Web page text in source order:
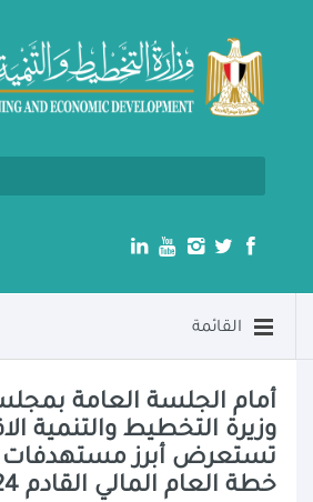
القائمة
أمام الجلسة العامة
وزيرة التخطيط والتنمية
تستعرض أبرز مستهدفات
خطة العام المالي القادم 2023/2024